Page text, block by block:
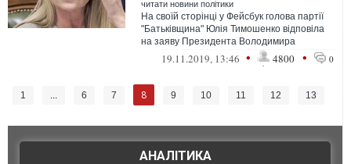
читати новини політики
На своїй сторінці у Фейсбук голова партії
"Батьківщина" Юлія Тимошенко відповіла
на заяву Президента Володимира
Зеленського стосовно пропозиції працев...
19.11.2019, 13:46 • 4800 • 0
1 ... 6 7 8 9 10 11 12 13
АНАЛІТИКА